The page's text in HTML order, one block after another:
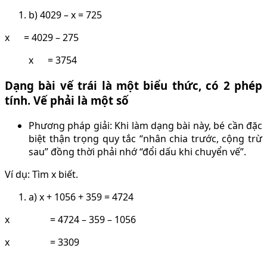
b) 4029 – x = 725
x = 4029 – 275
x = 3754
Dạng bài vế trái là một biểu thức, có 2 phép
tính. Vế phải là một số
Phương pháp giải: Khi làm dạng bài này, bé cần đặc
biệt thận trọng quy tắc “nhân chia trước, cộng trừ
sau” đồng thời phải nhớ “đổi dấu khi chuyển vế”.
Ví dụ: Tìm x biết.
a) x + 1056 + 359 = 4724
x = 4724 – 359 – 1056
x = 3309